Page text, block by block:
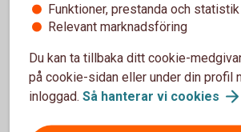
Föreningar
Vi är stolta över att vara en del av
kommuns föreningsliv. Vi
föreningar, klubbar och andra
Funktioner, prestanda och statistik
Relevant marknadsföring
Du kan ta tillbaka ditt cookie-
på cookie-sidan eller under din profil
inloggad. Så hanterar vi cookies